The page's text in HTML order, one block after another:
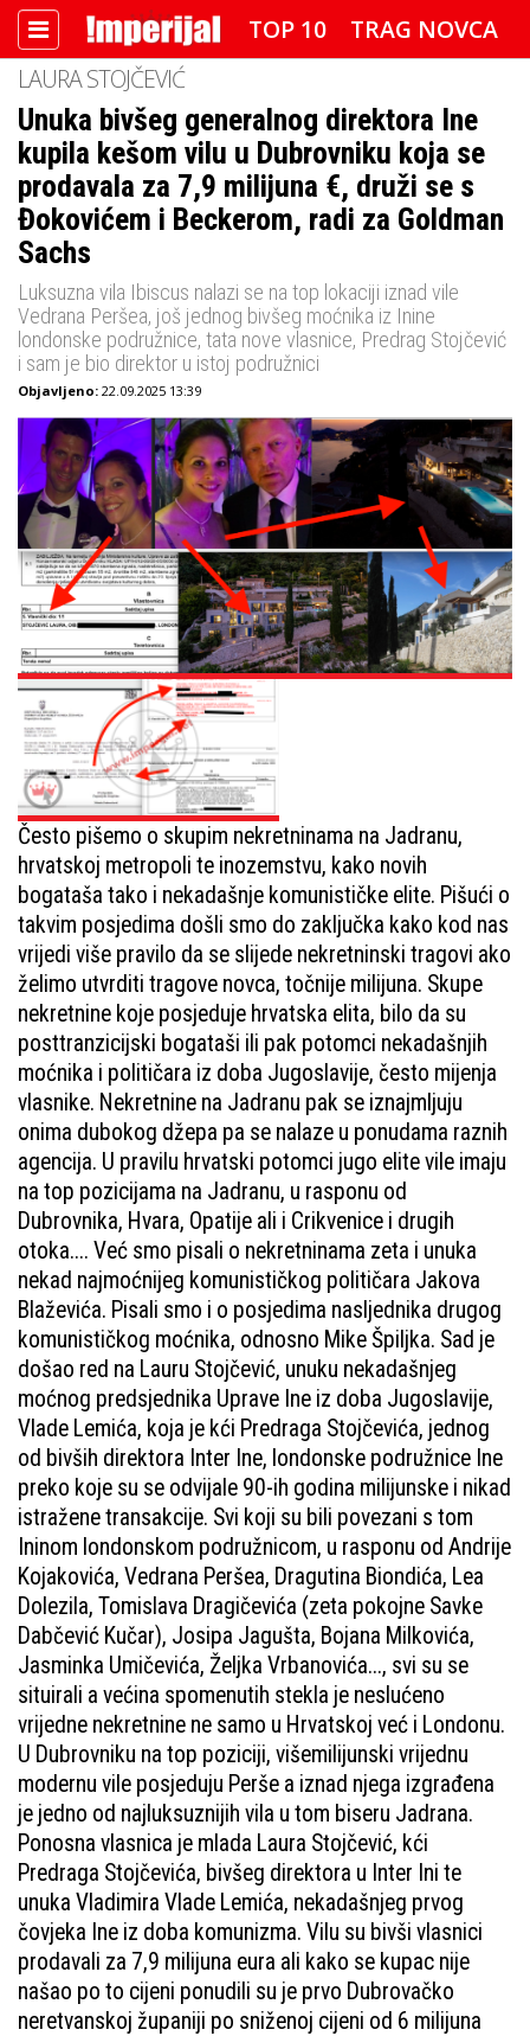
TOP 10
TRAG NOVCA
DETEKTOR
FOTO SPECIJAL
IMPERIJAL VIDEO
RADAR
IMPERIJAL & FREETIME
IMPERIJALOVE POZNATE FACE
LAURA STOJČEVIĆ
Unuka bivšeg generalnog direktora Ine
kupila kešom vilu u Dubrovniku koja se
prodavala za 7,9 milijuna €, druži se s
Đokovićem i Beckerom, radi za Goldman
Sachs
Luksuzna vila Ibiscus nalazi se na top lokaciji iznad vile
Vedrana Peršea, još jednog bivšeg moćnika iz Inine
londonske podružnice, tata nove vlasnice, Predrag Stojčević
i sam je bio direktor u istoj podružnici
Objavljeno: 22.09.2025 13:39
Često pišemo o skupim nekretninama na Jadranu,
hrvatskoj metropoli te inozemstvu, kako novih
bogataša tako i nekadašnje komunističke elite. Pišući o
takvim posjedima došli smo do zaključka kako kod nas
vrijedi više pravilo da se slijede nekretninski tragovi ako
želimo utvrditi tragove novca, točnije milijuna. Skupe
nekretnine koje posjeduje hrvatska elita, bilo da su
posttranzicijski bogataši ili pak potomci nekadašnjih
moćnika i političara iz doba Jugoslavije, često mijenja
vlasnike. Nekretnine na Jadranu pak se iznajmljuju
onima dubokog džepa pa se nalaze u ponudama raznih
agencija. U pravilu hrvatski potomci jugo elite vile imaju
na top pozicijama na Jadranu, u rasponu od
Dubrovnika, Hvara, Opatije ali i Crikvenice i drugih
otoka.... Već smo pisali o nekretninama zeta i unuka
nekad najmoćnijeg komunističkog političara Jakova
Blaževića. Pisali smo i o posjedima nasljednika drugog
komunističkog moćnika, odnosno Mike Špiljka. Sad je
došao red na Lauru Stojčević, unuku nekadašnjeg
moćnog predsjednika Uprave Ine iz doba Jugoslavije,
Vlade Lemića, koja je kći Predraga Stojčevića, jednog
od bivših direktora Inter Ine, londonske podružnice Ine
preko koje su se odvijale 90-ih godina milijunske i nikad
istražene transakcije. Svi koji su bili povezani s tom
Ininom londonskom podružnicom, u rasponu od Andrije
Kojakovića, Vedrana Peršea, Dragutina Biondića, Lea
Dolezila, Tomislava Dragičevića (zeta pokojne Savke
Dabčević Kučar), Josipa Jagušta, Bojana Milkovića,
Jasminka Umičevića, Željka Vrbanovića..., svi su se
situirali a većina spomenutih stekla je neslućeno
vrijedne nekretnine ne samo u Hrvatskoj već i Londonu.
U Dubrovniku na top poziciji, višemilijunski vrijednu
modernu vile posjeduju Perše a iznad njega izgrađena
je jedno od najluksuznijih vila u tom biseru Jadrana.
Ponosna vlasnica je mlada Laura Stojčević, kći
Predraga Stojčevića, bivšeg direktora u Inter Ini te
unuka Vladimira Vlade Lemića, nekadašnjeg prvog
čovjeka Ine iz doba komunizma. Vilu su bivši vlasnici
prodavali za 7,9 milijuna eura ali kako se kupac nije
našao po to cijeni ponudili su je prvo Dubrovačko
neretvanskoj županiji po sniženoj cijeni od 6 milijuna